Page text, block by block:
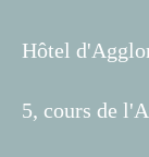
Hôtel
5, cours de